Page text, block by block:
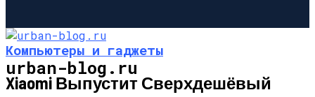
urban-blog.ru
Компьютеры и гаджеты
Xiaomi Выпустит Сверхдешёвый